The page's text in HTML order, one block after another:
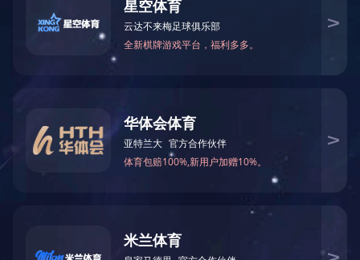
联系我们
通讯地址：贵州省贵阳市花溪区